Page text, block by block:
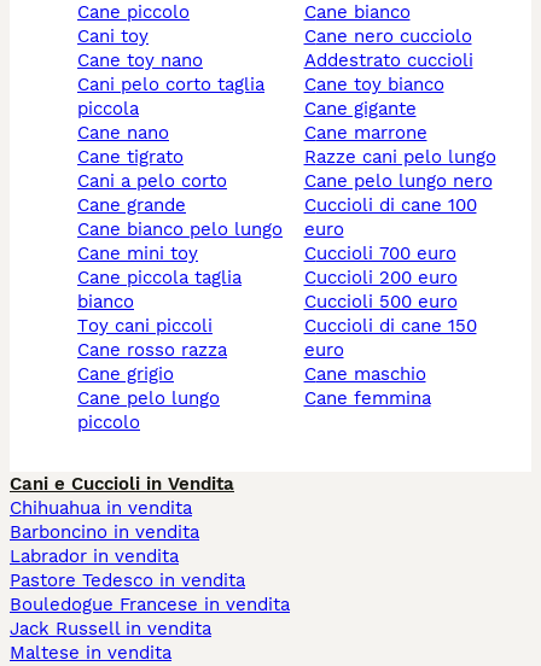
cane piccolo
cani toy
cane toy nano
cani pelo corto taglia
piccola
cane nano
cane tigrato
cani a pelo corto
cane grande
cane bianco pelo lungo
cane mini toy
cane piccola taglia
bianco
toy cani piccoli
cane rosso razza
cane grigio
cane pelo lungo
piccolo
cane bianco
cane nero cucciolo
addestrato cuccioli
cane toy bianco
cane gigante
cane marrone
razze cani pelo lungo
cane pelo lungo nero
cuccioli di cane 100
euro
cuccioli 700 euro
cuccioli 200 euro
cuccioli 500 euro
cuccioli di cane 150
euro
cane maschio
cane femmina
Cani e Cuccioli in Vendita
Chihuahua in vendita
Barboncino in vendita
Labrador in vendita
Pastore Tedesco in vendita
Bouledogue Francese in vendita
Jack Russell in vendita
Maltese in vendita